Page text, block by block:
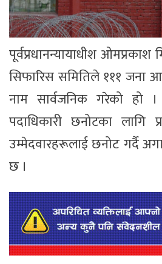
पूर्वप्रधानन्यायाधीश ओमप्रकाश
सिफारिस समितिले १११ जना
नाम सार्वजनिक गरेको हो
पदाधिकारी छनोटका लागि
उम्मेदवारहरूलाई छनोट गर्दै
छ ।